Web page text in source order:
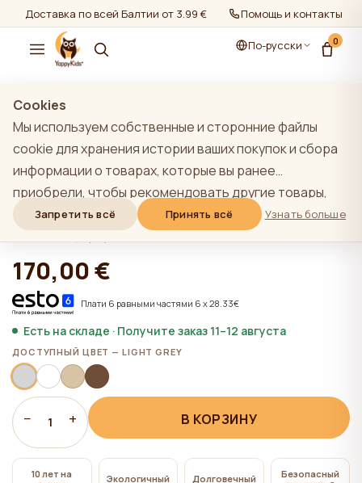
Доставка по всей Балтии от 3.99 € Помощь и контакты
По-русски 0
показать все
YappyUno кроватка, LIGHT GREY
Limited
170,00 €
Плати 6 равными частями 6 x 28.33€
Есть на складе · Получите заказ 11–12 августа
ДОСТУПНЫЙ ЦВЕТ — LIGHT GREY
− 1 + В КОРЗИНУ
10 лет на
Экологичный Долговечный
Безопасный
Cookies
Мы используем собственные и сторонние файлы
cookie для хранения истории ваших покупок и сбора
информации о товарах, которые вы ранее
приобрели, чтобы рекомендовать другие товары,
которые, по нашему мнению, могут вас
заинтересовать. Чтобы узнать больше о нашей
кнопку "Узнать больше". Вы можете согласиться со
всеми файлами cookie, нажав кнопку "Принять все",
или отклонить их, нажав кнопку "Запретить все". Если
пользователь сайта нажимает кнопку "Отказать
всем", на сайте сохраняются технические файлы
cookie, необходимые для работы сайта,
использование которых не требует согласия
пользователя.
Запретить всё Принять всё Узнать больше